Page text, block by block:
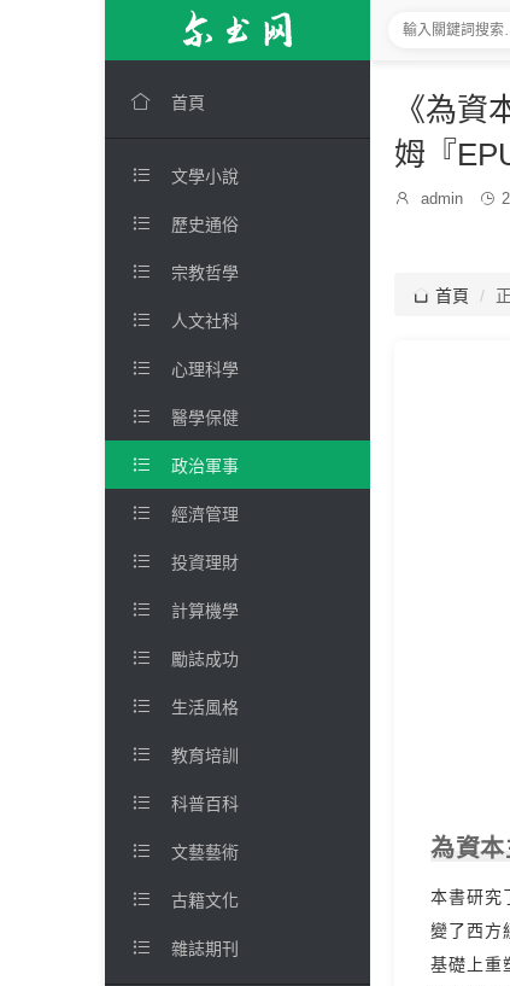
 首頁
 文學小說
 歷史通俗
 宗教哲學
 人文社科
 心理科學
 醫學保健
 政治軍事
 經濟管理
 投資理財
 計算機學
 勵誌成功
 生活風格
 教育培訓
 科普百科
 文藝藝術
 古籍文化
 雜誌期刊
《為
姆『

博
admin 
 首頁
為資
本書研究
變了西方
基礎上重